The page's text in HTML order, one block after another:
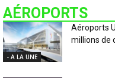
AÉROPORTS
- A LA UNE
Aéroports
millions de